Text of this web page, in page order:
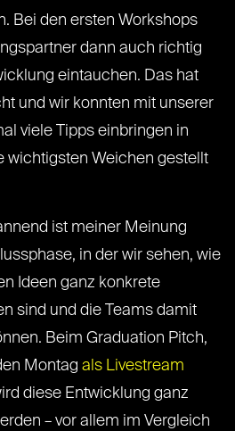
Bei den ersten Workshops
dann auch richtig
eintauchen. Das hat
und wir konnten mit unserer
viele Tipps einbringen in
wichtigsten Weichen gestellt
ist meiner Meinung
in der wir sehen, wie
Ideen ganz konkrete
sind und die Teams damit
Beim Graduation Pitch,
Montag als Livestream
diese Entwicklung ganz
– vor allem im Vergleich